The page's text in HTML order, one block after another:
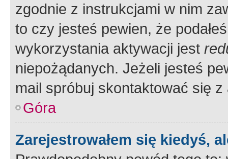
zgodnie z instrukcjami w nim
to czy jesteś pewien, że
wykorzystania aktywacji jest
niepożądanych. Jeżeli jesteś
mail spróbuj skontaktować się
Góra
Zarejestrowałem się kiedyś,